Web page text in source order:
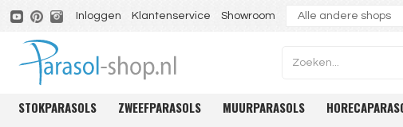
Inloggen Klantenservice Showroom
STOKPARASOLS ZWEEFPARASOLS MUURPARASOLS